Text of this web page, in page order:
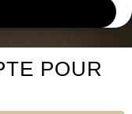
POUR